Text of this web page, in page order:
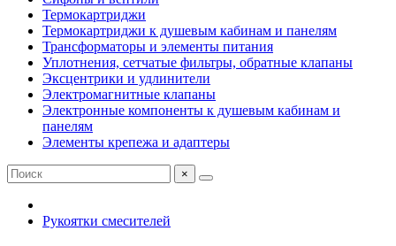
Термокартриджи
Термокартриджи к душевым кабинам и панелям
Трансформаторы и элементы питания
Уплотнения, сетчатые фильтры, обратные клапаны
Эксцентрики и удлинители
Электромагнитные клапаны
Электронные компоненты к душевым кабинам и
панелям
Элементы крепежа и адаптеры
×
Рукоятки смесителей